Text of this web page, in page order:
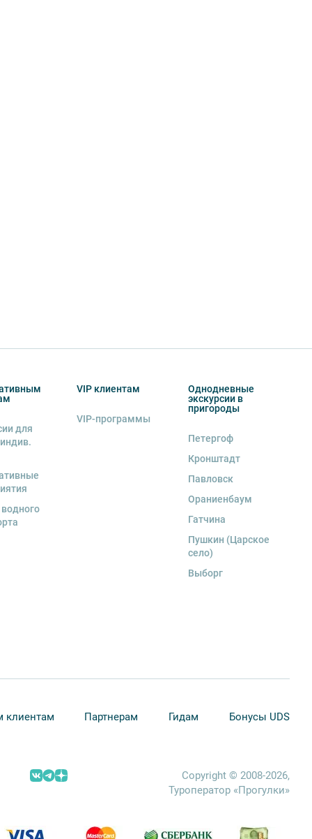
для
VIP клиентам
VIP-программы
Однодневные
экскурсии в
пригороды
Петергоф
Кронштадт
Павловск
Ораниенбаум
Гатчина
Пушкин (Царское
село)
Выборг
клиентам Партнерам Гидам Бонусы UDS
Copyright © 2008-2026,
Туроператор «Прогулки»